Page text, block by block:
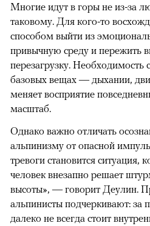
Многие идут в горы не из-за
таковому. Для кого-то
способом выйти из
привычную среду и пережить
перезагрузку. Необходимость
базовых вещах — дыхании,
меняет восприятие
масштаб.
Однако важно отличать
альпинизму от опасной
тревоги становится ситуация,
человек внезапно решает
высоты», — говорит Деулин.
альпинисты подчеркивают:
далеко не всегда стоит